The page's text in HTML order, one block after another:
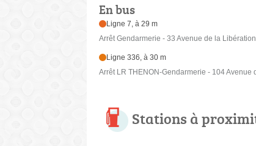
En bus
Ligne 7, à 29 m
Arrêt Gendarmerie - 33 Avenue de la Libération
Ligne 336, à 30 m
Arrêt LR THENON-Gendarmerie - 104 Avenue
Stations à